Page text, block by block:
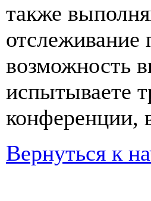
также
отслеживание
возможность
испытываете
конференции,
Вернуться к